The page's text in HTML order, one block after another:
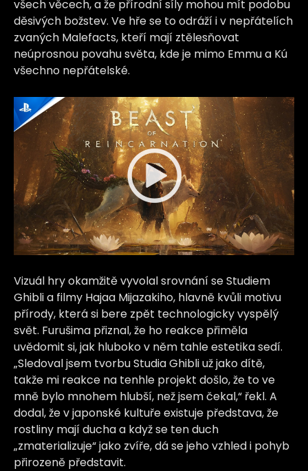
všech věcech, a že přírodní síly mohou mít podobu
děsivých božstev. Ve hře se to odráží i v nepřátelích
zvaných Malefacts, kteří mají ztělesňovat
neúprosnou povahu světa, kde je mimo Emmu a Kú
všechno nepřátelské.
Vizuál hry okamžitě vyvolal srovnání se Studiem
Ghibli a filmy Hajaa Mijazakiho, hlavně kvůli motivu
přírody, která si bere zpět technologicky vyspělý
svět. Furušima přiznal, že ho reakce přiměla
uvědomit si, jak hluboko v něm tahle estetika sedí.
„Sledoval jsem tvorbu Studia Ghibli už jako dítě,
takže mi reakce na tenhle projekt došlo, že to ve
mně bylo mnohem hlubší, než jsem čekal,“ řekl. A
dodal, že v japonské kultuře existuje představa, že
rostliny mají ducha a když se ten duch
„zmaterializuje“ jako zvíře, dá se jeho vzhled i pohyb
přirozeně představit.